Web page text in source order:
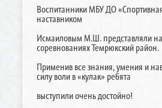
Воспитанники МБУ ДО
наставником
Исмаиловым М.Ш. представляли на
соревнованиях Темрюкский район.
Применив все знания, умения и
силу воли в «кулак» ребята
выступили очень достойно!